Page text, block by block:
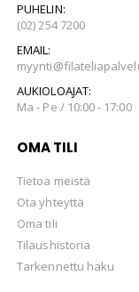
PUHELIN:
(02) 254 7200
EMAIL:
AUKIOLOAJAT:
Ma - Pe / 10:00 - 17:00
OMA TILI
Tietoa meistä
Ota yhteyttä
Oma tili
Tilaushistoria
Tarkennettu haku